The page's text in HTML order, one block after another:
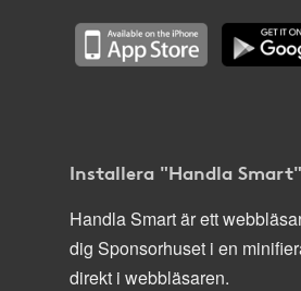
Installera "Handla Smart"
Handla Smart är ett
dig Sponsorhuset i en
direkt i webbläsaren.